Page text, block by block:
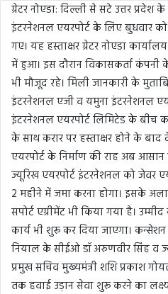
ग्रेटर नोएडा: दिल्ली से सटे उत्तर
इंटरनेशनल एयरपोर्ट के लिए बुधवार को
गए। यह हस्ताक्षर ग्रेटर नोएडा
में हुआ। इस दौरान विकासकर्ता
भी मौजूद रहे। मिली जानकारी के
इंटरनेशनल एजी व यमुना इंटरनेशनल
इंटरनेशनल एयरपोर्ट लिमिटेड के बीच
के साथ करार पर हस्ताक्षर होने के
एयरपोर्ट के निर्माण की राह अब
ज्यूरिख एयरपोर्ट इंटरनेशनल को जेवर
2 महीने में जमा करना होगा। इसके
सपोर्ट एग्रीमेंट भी किया गया है।
कार्य भी शुरू कर दिया जाएगा। कन्सेशन
नियाल के सीईओ डॉ अरुणवीर सिंह व
प्रमुख सचिव मुख्यमंत्री शशि प्रकाश
तक हवाई उड़ान सेवा शुरू करने का